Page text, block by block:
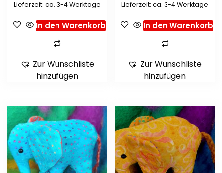
Lieferzeit: ca. 3-4 Werktage
In den Warenkorb
Zur Wunschliste
hinzufügen
Lieferzeit: ca. 3-4 Werktage
In den Warenkorb
Zur Wunschliste
hinzufügen